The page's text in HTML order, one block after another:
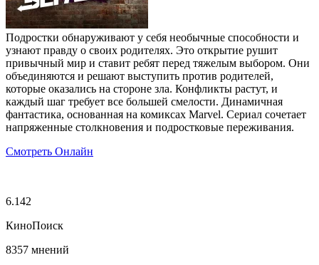
Подростки обнаруживают у себя необычные способности и
узнают правду о своих родителях. Это открытие рушит
привычный мир и ставит ребят перед тяжелым выбором. Они
объединяются и решают выступить против родителей,
которые оказались на стороне зла. Конфликты растут, и
каждый шаг требует все большей смелости. Динамичная
фантастика, основанная на комиксах Marvel. Сериал сочетает
напряженные столкновения и подростковые переживания.
Смотреть Онлайн
6.142
КиноПоиск
8357 мнений